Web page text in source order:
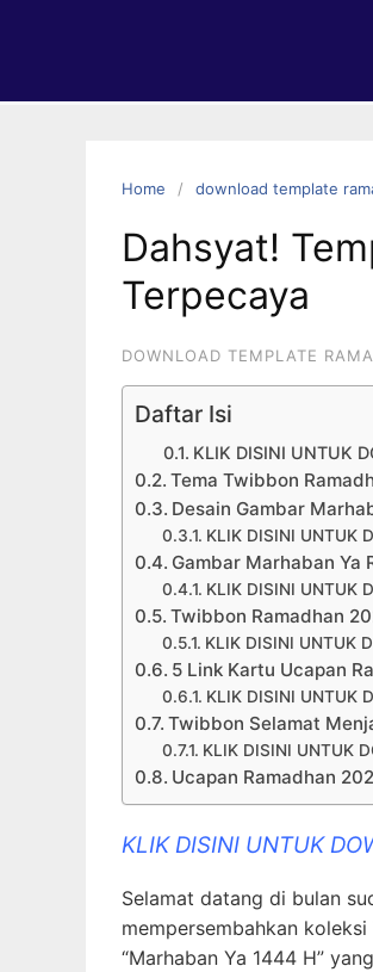
Home download template
Dahsyat!
Terpecaya
DOWNLOAD TEMPLATE
Daftar Isi
KLIK DISINI UNTUK
Tema Twibbon
Desain Gambar
KLIK DISINI UNTUK
Gambar Marhaban Ya
KLIK DISINI UNTUK
Twibbon Ramadhan
KLIK DISINI UNTUK
5 Link Kartu Ucapan
KLIK DISINI UNTUK
Twibbon Selamat
KLIK DISINI UNTUK
Ucapan Ramadhan
KLIK DISINI UNTUK
Selamat datang di bulan
mempersembahkan
“Marhaban Ya 1444 H”